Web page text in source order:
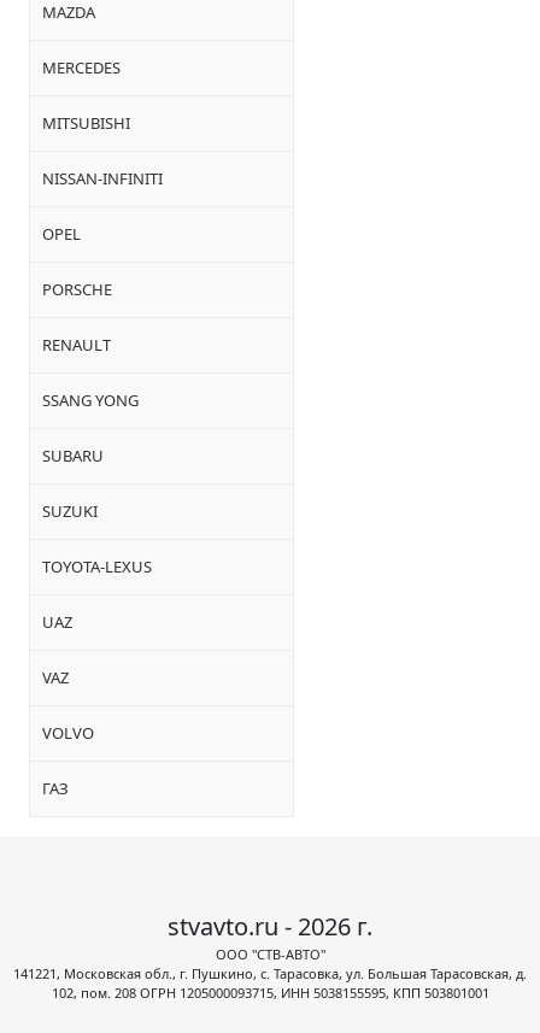
MAZDA
MERCEDES
MITSUBISHI
NISSAN-INFINITI
OPEL
PORSCHE
RENAULT
SSANG YONG
SUBARU
SUZUKI
TOYOTA-LEXUS
UAZ
VAZ
VOLVO
ГАЗ
stvavto.ru - 2026 г.
ООО "СТВ-АВТО"
141221, Московская обл., г. Пушкино, с. Тарасовка, ул. Большая Тарасовская, д.
102, пом. 208 ОГРН 1205000093715, ИНН 5038155595, КПП 503801001